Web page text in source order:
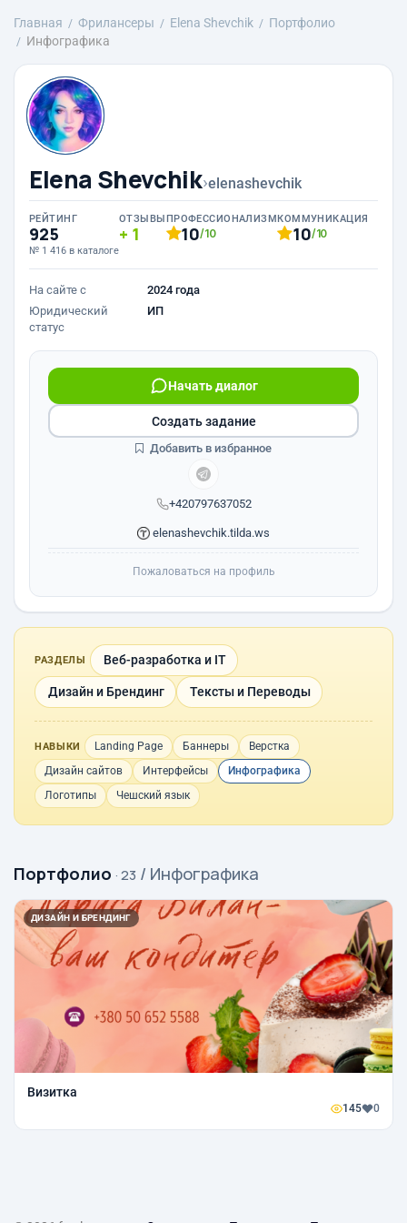
Главная Фрилансеры Elena Shevchik
Портфолио
Инфографика
Elena Shevchik›elenashevchik
РЕЙТИНГ
925
№ 1 416 в каталоге
ОТЗЫВЫ
1
ПРОФЕССИОНАЛИЗМ
10/10
КОММУНИКАЦИЯ
10/10
На сайте с
2024 года
Юридический
статус
ИП
+420797637052
Начать диалог
elenashevchik.tilda.ws
Создать задание
Добавить в избранное
Пожаловаться на профиль
РАЗДЕЛЫ Веб-разработка и IT
Дизайн и Брендинг Тексты и Переводы
НАВЫКИ Landing Page Баннеры
Верстка
Дизайн сайтов
Интерфейсы
Инфографика
Логотипы
Чешский язык
Портфолио · 23 / Инфографика
ДИЗАЙН И БРЕНДИНГ
Визитка
145 0